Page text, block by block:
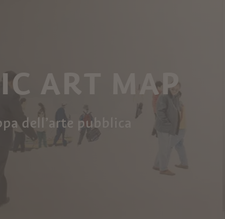
ART MAP
dell’arte pubblica